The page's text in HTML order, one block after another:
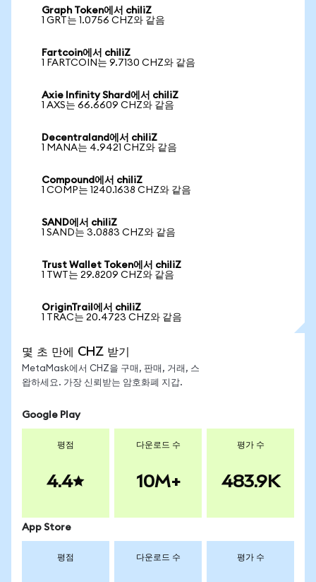
Graph Token에서 chiliZ
1 GRT는 1.0756 CHZ와 같음
Fartcoin에서 chiliZ
1 FARTCOIN는 9.7130 CHZ와 같음
Axie Infinity Shard에서 chiliZ
1 AXS는 66.6609 CHZ와 같음
Decentraland에서 chiliZ
1 MANA는 4.9421 CHZ와 같음
Compound에서 chiliZ
1 COMP는 1240.1638 CHZ와 같음
SAND에서 chiliZ
1 SAND는 3.0883 CHZ와 같음
Trust Wallet Token에서 chiliZ
1 TWT는 29.8209 CHZ와 같음
OriginTrail에서 chiliZ
1 TRAC는 20.4723 CHZ와 같음
몇 초 만에 CHZ 받기
MetaMask에서 CHZ을 구매, 판매, 거래, 스
왑하세요. 가장 신뢰받는 암호화폐 지갑.
Google Play
평점
4.4
다운로드 수
10M+
평가 수
483.9K
App Store
평점 다운로드 수 평가 수